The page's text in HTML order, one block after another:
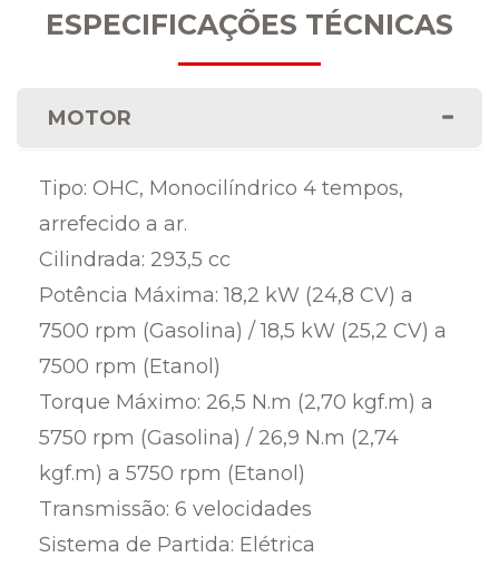
ESPECIFICAÇÕES TÉCNICAS
MOTOR
Tipo: OHC, Monocilíndrico 4 tempos,
arrefecido a ar.
Cilindrada: 293,5 cc
Potência Máxima: 18,2 kW (24,8 CV) a
7500 rpm (Gasolina) / 18,5 kW (25,2 CV) a
7500 rpm (Etanol)
Torque Máximo: 26,5 N.m (2,70 kgf.m) a
5750 rpm (Gasolina) / 26,9 N.m (2,74
kgf.m) a 5750 rpm (Etanol)
Transmissão: 6 velocidades
Sistema de Partida: Elétrica